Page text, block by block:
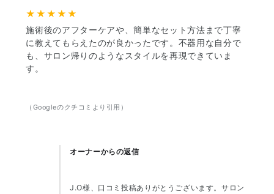
★★★★★
施術後のアフターケアや、簡単なセット方法まで丁寧
に教えてもらえたのが良かったです。不器用な自分で
も、サロン帰りのようなスタイルを再現できていま
す。
（Googleのクチコミより引用）
オーナーからの返信
J.O様、口コミ投稿ありがとうございます。サロン